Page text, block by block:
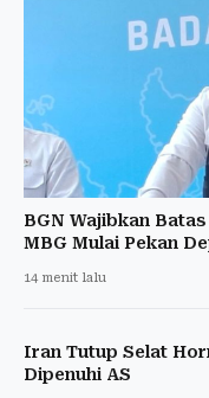
BGN Wajibkan
MBG Mulai Pekan
14 menit lalu
Iran Tutup Selat
Dipenuhi AS